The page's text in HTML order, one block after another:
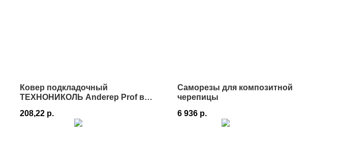
Ковер подкладочный
ТЕХНОНИКОЛЬ Anderep Prof в
208,22 р.
Саморезы для композитной
черепицы
6 936 р.